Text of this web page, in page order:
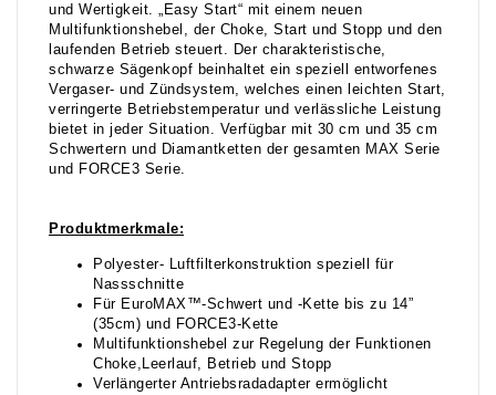
und Wertigkeit. „Easy Start“ mit einem neuen
Multifunktionshebel, der Choke, Start und Stopp und den
laufenden Betrieb steuert. Der charakteristische,
schwarze Sägenkopf beinhaltet ein speziell entworfenes
Vergaser- und Zündsystem, welches einen leichten Start,
verringerte Betriebstemperatur und verlässliche Leistung
bietet in jeder Situation. Verfügbar mit 30 cm und 35 cm
Schwertern und Diamantketten der gesamten MAX Serie
und FORCE3 Serie.
Produktmerkmale:
Polyester- Luftfilterkonstruktion speziell für
Nassschnitte
Für EuroMAX™-Schwert und -Kette bis zu 14”
(35cm) und FORCE3-Kette
Multifunktionshebel zur Regelung der Funktionen
Choke,Leerlauf, Betrieb und Stopp
Verlängerter Antriebsradadapter ermöglicht